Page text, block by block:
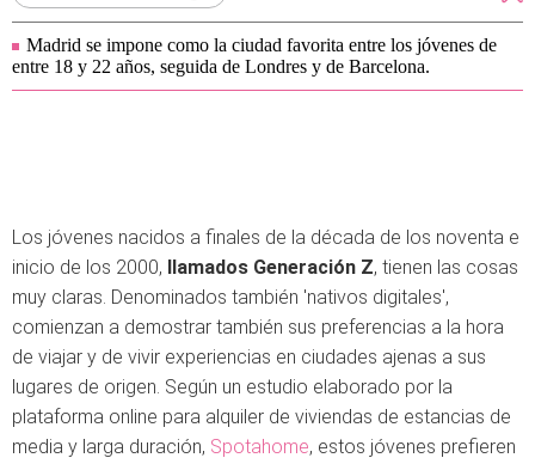
Madrid se impone como la ciudad favorita entre los jóvenes de
entre 18 y 22 años, seguida de Londres y de Barcelona.
Los jóvenes nacidos a finales de la década de los noventa e
inicio de los 2000, llamados Generación Z, tienen las cosas
muy claras. Denominados también 'nativos digitales',
comienzan a demostrar también sus preferencias a la hora
de viajar y de vivir experiencias en ciudades ajenas a sus
lugares de origen. Según un estudio elaborado por la
plataforma online para alquiler de viviendas de estancias de
media y larga duración, Spotahome, estos jóvenes prefieren